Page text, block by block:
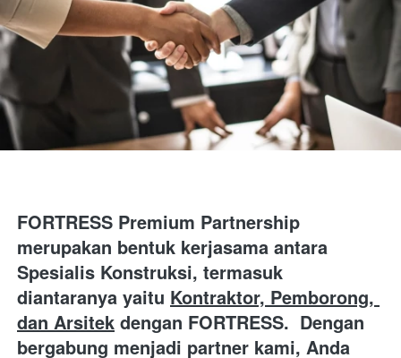
FORTRESS Premium Partnership
merupakan bentuk kerjasama antara
Spesialis Konstruksi, termasuk
diantaranya yaitu Kontraktor, Pemborong,
dan Arsitek dengan FORTRESS. Dengan
bergabung menjadi partner kami, Anda